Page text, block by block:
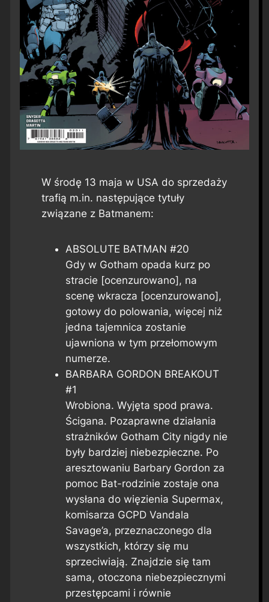
W środę 13 maja w USA do sprzedaży
trafią m.in. następujące tytuły
związane z Batmanem:
ABSOLUTE BATMAN #20
Gdy w Gotham opada kurz po
stracie [ocenzurowano], na
scenę wkracza [ocenzurowano],
gotowy do polowania, więcej niż
jedna tajemnica zostanie
ujawniona w tym przełomowym
numerze.
BARBARA GORDON BREAKOUT
#1
Wrobiona. Wyjęta spod prawa.
Ścigana. Pozaprawne działania
strażników Gotham City nigdy nie
były bardziej niebezpieczne. Po
aresztowaniu Barbary Gordon za
pomoc Bat-rodzinie zostaje ona
wysłana do więzienia Supermax,
komisarza GCPD Vandala
Savage’a, przeznaczonego dla
wszystkich, którzy się mu
sprzeciwiają. Znajdzie się tam
sama, otoczona niebezpiecznymi
przestępcami i równie